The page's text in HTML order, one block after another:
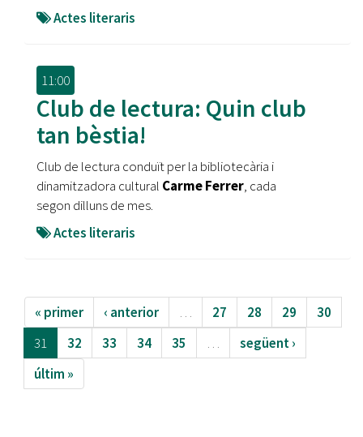
Actes literaris
11:00
Club de lectura: Quin club
tan bèstia!
Club de lectura conduït per la bibliotecària i
dinamitzadora cultural Carme Ferrer, cada
segon dilluns de mes.
Actes literaris
« primer ‹ anterior … 27 28 29
30
31
32 33 34 35 …
següent ›
últim »